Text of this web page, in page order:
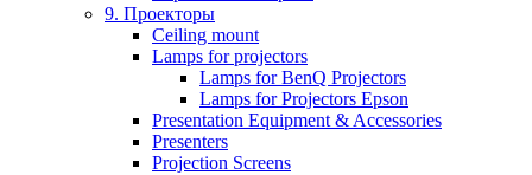
9. Проекторы
Ceiling mount
Lamps for projectors
Lamps for BenQ Projectors
Lamps for Projectors Epson
Presentation Equipment & Accessories
Presenters
Projection Screens